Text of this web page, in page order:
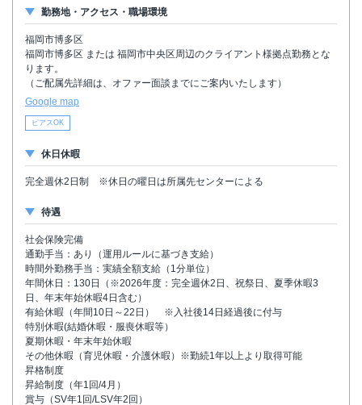
勤務地・アクセス・職場環境
福岡市博多区
福岡市博多区 または 福岡市中央区周辺のクライアント様拠点勤務とな
ります。
（ご配属先詳細は、オファー面談までにご案内いたします）
Google map
ピアスOK
休日休暇
完全週休2日制 ※休日の曜日は所属先センターによる
待遇
社会保険完備
通勤手当：あり（運用ルールに基づき支給）
時間外勤務手当：実績全額支給（1分単位）
年間休日：130日（※2026年度：完全週休2日、祝祭日、夏季休暇3
日、年末年始休暇4日含む）
有給休暇（年間10日～22日） ※入社後14日経過後に付与
特別休暇(結婚休暇・服喪休暇等）
夏期休暇・年末年始休暇
その他休暇（育児休暇・介護休暇）※勤続1年以上より取得可能
昇格制度
昇給制度（年1回/4月）
賞与（SV年1回/LSV年2回）